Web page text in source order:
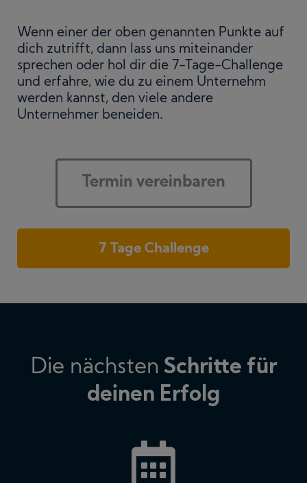
Wenn einer der oben genannten Punkte auf
dich zutrifft, dann lass uns miteinander
sprechen oder hol dir die 7-Tage-Challenge
und erfahre, wie du zu einem Unternehm
werden kannst, den viele andere
Unternehmer beneiden.
Termin vereinbaren
7 Tage Challenge
Die nächsten Schritte für
deinen Erfolg